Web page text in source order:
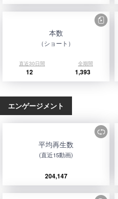
本数
（ショート）
直近30日間 全期間
12 1,393
エンゲージメント
平均再生数
(直近15動画)
204,147